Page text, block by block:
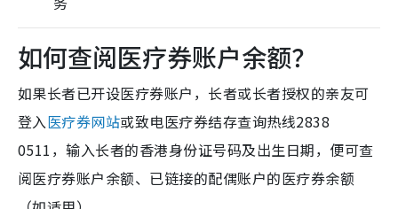
如何查阅医疗券账户余额？
如果长者已开设医疗券账户，长者或长者授权的亲友可
登入医疗券网站或致电医疗券结存查询热线2838
0511，输入长者的香港身份证号码及出生日期，便可查
阅医疗券账户余额、已链接的配偶账户的医疗券余额